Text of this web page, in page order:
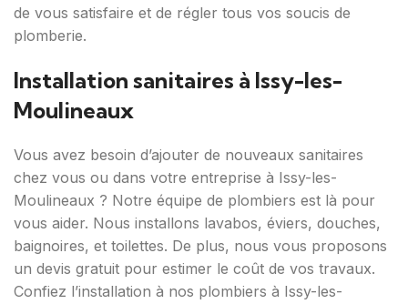
de vous satisfaire et de régler tous vos soucis de
plomberie.
Installation sanitaires à Issy-les-
Moulineaux
Vous avez besoin d’ajouter de nouveaux sanitaires
chez vous ou dans votre entreprise à Issy-les-
Moulineaux ? Notre équipe de plombiers est là pour
vous aider. Nous installons lavabos, éviers, douches,
baignoires, et toilettes. De plus, nous vous proposons
un devis gratuit pour estimer le coût de vos travaux.
Confiez l’installation à nos plombiers à Issy-les-